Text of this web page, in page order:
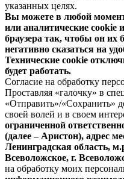
указанных целях.
Вы можете в любой
или аналитические cookie
браузера так, чтобы он
негативно сказаться на
Технические cookie
будет работать.
Согласие на обработку
Проставляя «галочку» в
«Отправить»/«Сохранить»
своей волей и в своем
ограниченной
(далее – Аристон), адрес
Ленинградская область,
Всеволожское, г.
на обработку моих